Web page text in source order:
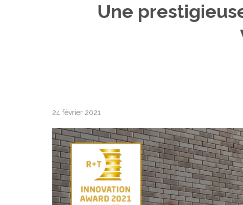
Une
24 février 2021